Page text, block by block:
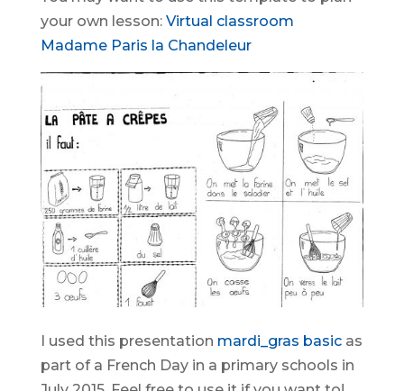
your own lesson: Virtual classroom
Madame Paris la Chandeleur
I used this presentation mardi_gras basicas
part of a French Day in a primary schools in